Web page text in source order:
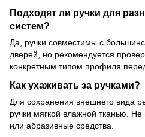
Подходят ли ручки для
систем?
Да, ручки совместимы с
дверей, но рекомендуется
конкретным типом профиля
Как ухаживать за ручками?
Для сохранения внешнего вида
ручки мягкой влажной тканью. Не
или абразивные средства.